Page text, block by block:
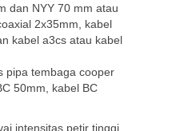
dan NYY 70 mm atau
2x35mm, kabel
kabel a3cs atau kabel
pipa tembaga cooper
50mm, kabel BC
intensitas petir tinggi.